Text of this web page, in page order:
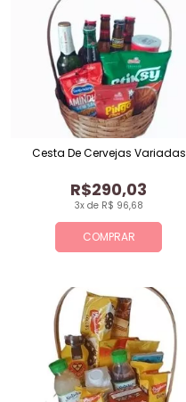
COMPRAR
3x de R$ 96,68
R$290,03
Cesta De Cervejas Variadas